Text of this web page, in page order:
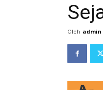
Oleh admin